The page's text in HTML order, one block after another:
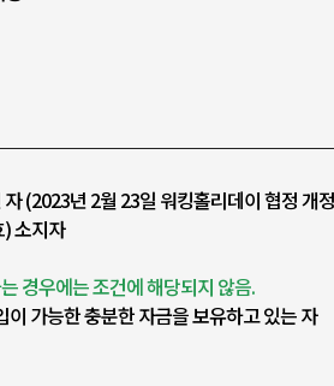
(2023년 2월 23일 워킹홀리데이 협정 개
소지자
경우에는 조건에 해당되지 않음.
이 가능한 충분한 자금을 보유하고 있는 자